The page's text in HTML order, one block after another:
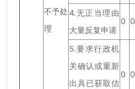
不予处
理
4.无正当理由
大量反复申请
0 0
5.要求行政机
关确认或重新
出具已获取信
0 0